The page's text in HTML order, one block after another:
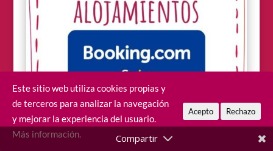
Este sitio web utiliza cookies propias y
de terceros para analizar la navegación
y mejorar la experiencia del usuario.
Más información.
Acepto Rechazo